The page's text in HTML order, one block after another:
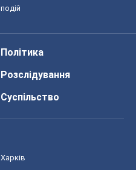
подій
Політика
Розслідування
Суспільство
Харків